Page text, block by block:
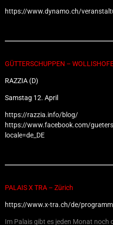
https://www.dynamo.ch/
GÜTTERSCHUPPEN –
RAZZIA (D)
Samstag 12. April
https://razzia.info/blog/
https://www.facebook.com/
locale=de_DE
PALAIS X TRA – Zürich
https://www.x-tra.ch/de/
Im Palais gibt es jeden Monat noch